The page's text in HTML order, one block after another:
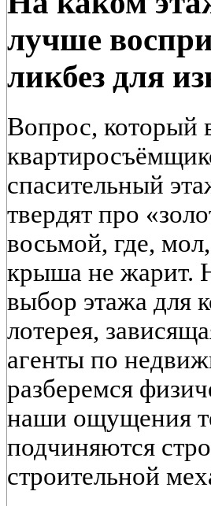
лучше
ликбез для
Вопрос, который
спасительный
твердят про
восьмой, где,
крыша не жарит.
выбор этажа для
лотерея,
агенты по
разберемся
наши ощущения
подчиняются
строительной